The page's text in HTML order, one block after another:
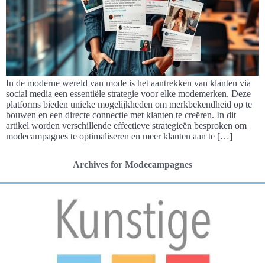
In de moderne wereld van mode is het aantrekken van klanten via
social media een essentiële strategie voor elke modemerken. Deze
platforms bieden unieke mogelijkheden om merkbekendheid op te
bouwen en een directe connectie met klanten te creëren. In dit
artikel worden verschillende effectieve strategieën besproken om
modecampagnes te optimaliseren en meer klanten aan te […]
Archives for Modecampagnes